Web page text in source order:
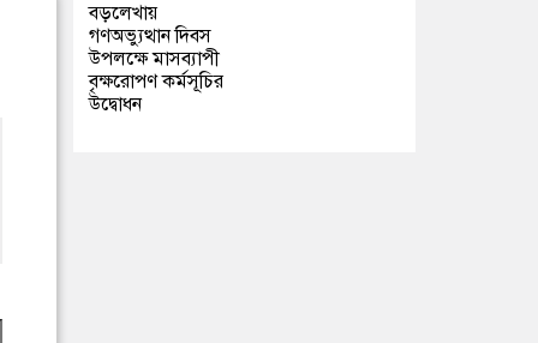
বড়লেখায়
গণঅভ্যুত্থান দিবস
উপলক্ষে মাসব্যাপী
বৃক্ষরোপণ কর্মসূচির
উদ্বোধন